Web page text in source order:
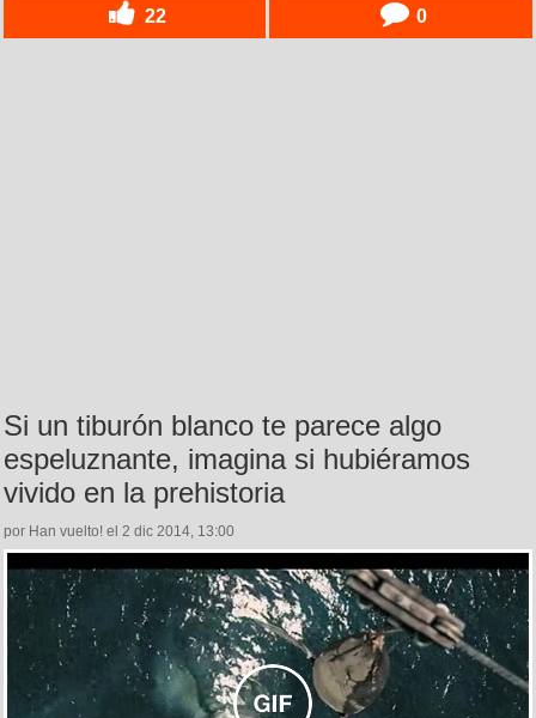
22 0
Si un tiburón blanco te parece algo
espeluznante, imagina si hubiéramos
vivido en la prehistoria
por Han vuelto! el 2 dic 2014, 13:00